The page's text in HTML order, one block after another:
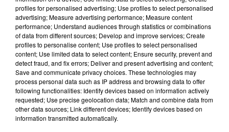
profiles for personalised advertising; Use profiles to select personalised
advertising; Measure advertising performance; Measure content
performance; Understand audiences through statistics or combinations
of data from different sources; Develop and improve services; Create
profiles to personalise content; Use profiles to select personalised
content; Use limited data to select content; Ensure security, prevent and
detect fraud, and fix errors; Deliver and present advertising and content;
Save and communicate privacy choices. These technologies may
process personal data such as IP address and browsing data to offer
following functionalities: Identify devices based on information actively
requested; Use precise geolocation data; Match and combine data from
other data sources; Link different devices; Identify devices based on
information transmitted automatically.